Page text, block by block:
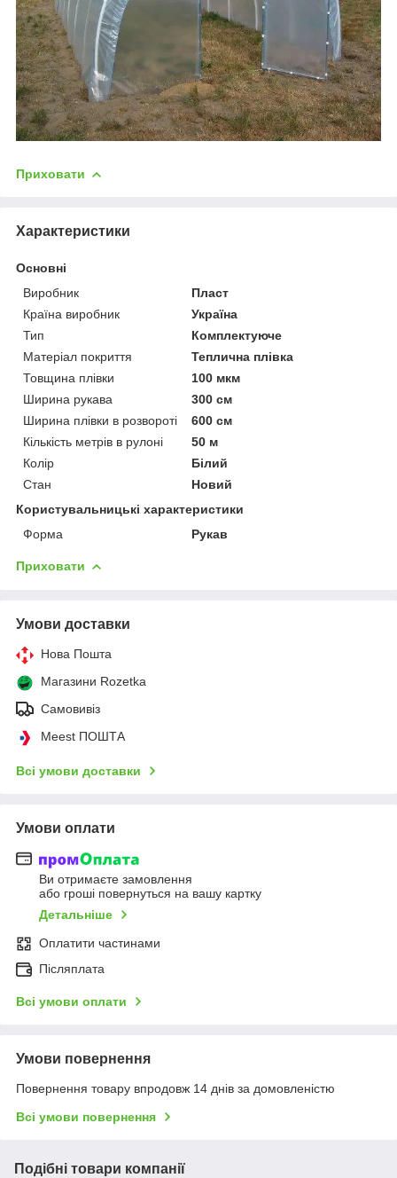
Приховати
Характеристики
Основні
Виробник
Пласт
Країна виробник
Україна
Тип
Комплектуюче
Матеріал покриття
Теплична плівка
Товщина плівки
100 мкм
Ширина рукава
300 см
Ширина плівки в розвороті
600 см
Кількість метрів в рулоні
50 м
Колір
Білий
Стан
Новий
Користувальницькі характеристики
Форма
Рукав
Приховати
Умови доставки
Нова Пошта
Магазини Rozetka
Самовивіз
Meest ПОШТА
Всі умови доставки
Умови оплати
Ви отримаєте замовлення
або гроші повернуться на вашу картку
Детальніше
Оплатити частинами
Післяплата
Всі умови оплати
Умови повернення
Повернення товару впродовж 14 днів за домовленістю
Всі умови повернення
Подібні товари компанії